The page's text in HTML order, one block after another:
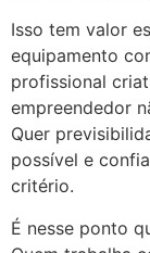
Isso tem valor
equipamento
profissional
empreendedor
Quer
possível e
critério.
É nesse ponto